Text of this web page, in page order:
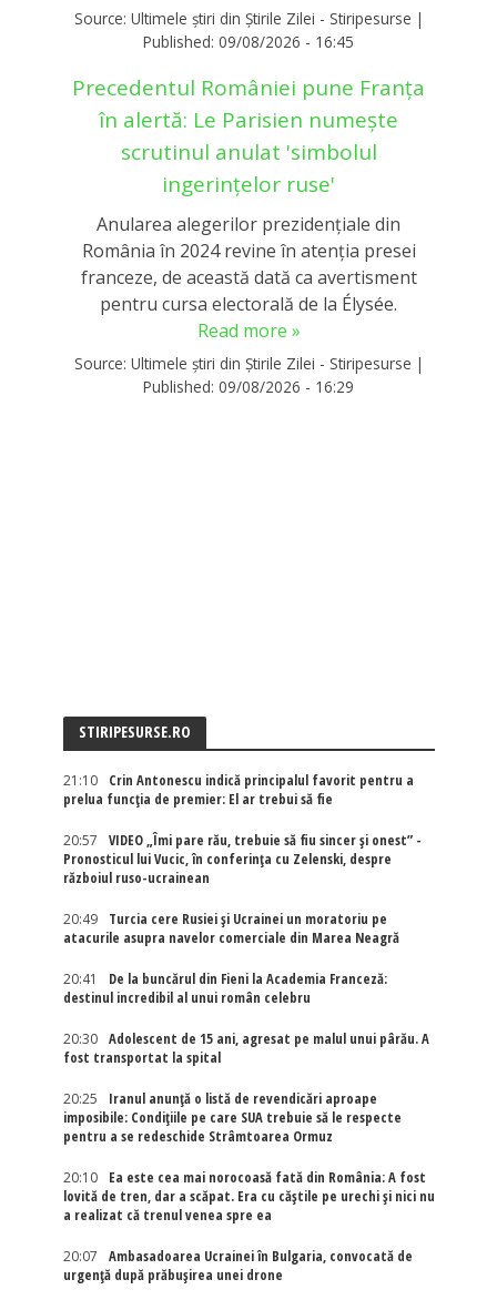
Source: Ultimele știri din Știrile Zilei - Stiripesurse |
Published: 09/08/2026 - 16:45
Precedentul României pune Franța
în alertă: Le Parisien numește
scrutinul anulat 'simbolul
ingerințelor ruse'
Anularea alegerilor prezidențiale din
România în 2024 revine în atenția presei
franceze, de această dată ca avertisment
pentru cursa electorală de la Élysée.
Read more »
Source: Ultimele știri din Știrile Zilei - Stiripesurse |
Published: 09/08/2026 - 16:29
STIRIPESURSE.RO
21:10
Crin Antonescu indică principalul favorit pentru a
prelua funcția de premier: El ar trebui să fie
20:57
VIDEO „Îmi pare rău, trebuie să fiu sincer și onest” -
Pronosticul lui Vucic, în conferința cu Zelenski, despre
războiul ruso-ucrainean
20:49
Turcia cere Rusiei și Ucrainei un moratoriu pe
atacurile asupra navelor comerciale din Marea Neagră
20:41
De la buncărul din Fieni la Academia Franceză:
destinul incredibil al unui român celebru
20:30
Adolescent de 15 ani, agresat pe malul unui pârău. A
fost transportat la spital
20:25
Iranul anunță o listă de revendicări aproape
imposibile: Condițiile pe care SUA trebuie să le respecte
pentru a se redeschide Strâmtoarea Ormuz
20:10
Ea este cea mai norocoasă fată din România: A fost
lovită de tren, dar a scăpat. Era cu căștile pe urechi și nici nu
a realizat că trenul venea spre ea
20:07
Ambasadoarea Ucrainei în Bulgaria, convocată de
urgență după prăbușirea unei drone